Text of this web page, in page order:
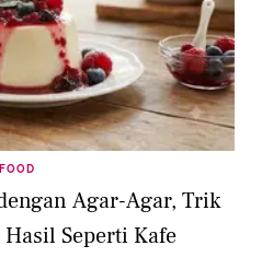
FOOD
Agar-Agar, Trik
Seperti Kafe